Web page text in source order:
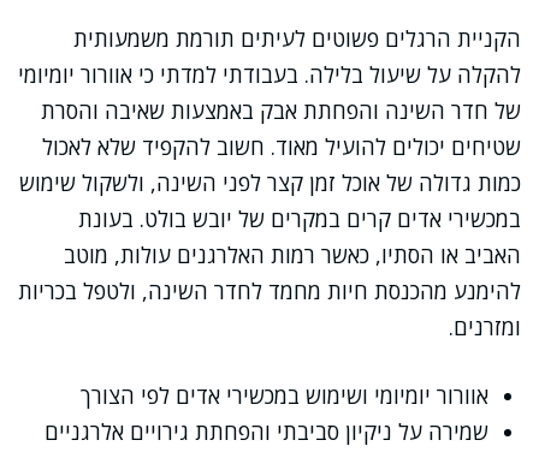
הקניית הרגלים פשוטים לעיתים תורמת משמעותית
להקלה על שיעול בלילה. בעבודתי למדתי כי אוורור יומיומי
של חדר השינה והפחתת אבק באמצעות שאיבה והסרת
שטיחים יכולים להועיל מאוד. חשוב להקפיד שלא לאכול
כמות גדולה של אוכל זמן קצר לפני השינה, ולשקול שימוש
במכשירי אדים קרים במקרים של יובש בולט. בעונת
האביב או הסתיו, כאשר רמות האלרגנים עולות, מוטב
להימנע מהכנסת חיות מחמד לחדר השינה, ולטפל בכריות
ומזרנים.
אוורור יומיומי ושימוש במכשירי אדים לפי הצורך
שמירה על ניקיון סביבתי והפחתת גירויים אלרגניים